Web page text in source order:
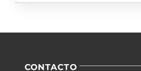
CONTACTO